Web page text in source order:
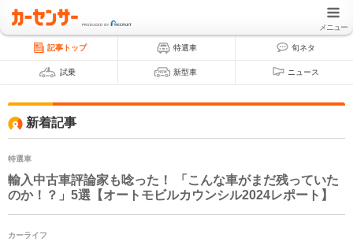
メニュー
記事トップ 特選車 旬ネタ
試乗 新型車 ニュース
新着記事
特選車
輸入中古車評論家も唸った！ 「こんな車がまだ残っていた
のか！？」5選【オートモビルカウンシル2024レポート】
カーライフ